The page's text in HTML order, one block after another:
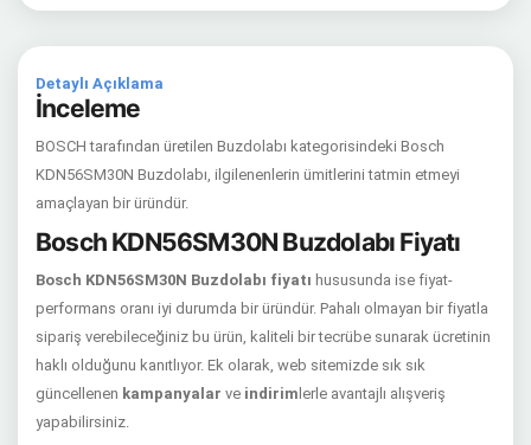
Detaylı Açıklama
İnceleme
BOSCH tarafından üretilen Buzdolabı kategorisindeki Bosch
KDN56SM30N Buzdolabı, ilgilenenlerin ümitlerini tatmin etmeyi
amaçlayan bir üründür.
Bosch KDN56SM30N Buzdolabı Fiyatı
Bosch KDN56SM30N Buzdolabı fiyatı hususunda ise fiyat-
performans oranı iyi durumda bir üründür. Pahalı olmayan bir fiyatla
sipariş verebileceğiniz bu ürün, kaliteli bir tecrübe sunarak ücretinin
haklı olduğunu kanıtlıyor. Ek olarak, web sitemizde sık sık
güncellenen kampanyalar ve indirim lerle avantajlı alışveriş
yapabilirsiniz.